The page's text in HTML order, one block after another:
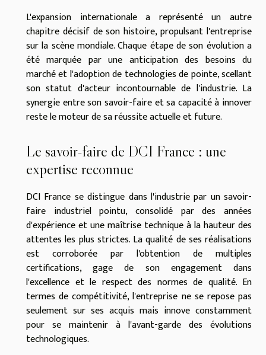
L'expansion internationale a représenté un autre
chapitre décisif de son histoire, propulsant l'entreprise
sur la scène mondiale. Chaque étape de son évolution a
été marquée par une anticipation des besoins du
marché et l'adoption de technologies de pointe, scellant
son statut d'acteur incontournable de l'industrie. La
synergie entre son savoir-faire et sa capacité à innover
reste le moteur de sa réussite actuelle et future.
Le savoir-faire de DCI France : une
expertise reconnue
DCI France se distingue dans l'industrie par un savoir-
faire industriel pointu, consolidé par des années
d'expérience et une maîtrise technique à la hauteur des
attentes les plus strictes. La qualité de ses réalisations
est corroborée par l'obtention de multiples
certifications, gage de son engagement dans
l'excellence et le respect des normes de qualité. En
termes de compétitivité, l'entreprise ne se repose pas
seulement sur ses acquis mais innove constamment
pour se maintenir à l'avant-garde des évolutions
technologiques.